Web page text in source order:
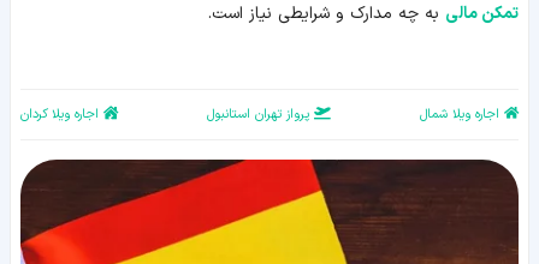
تمکن مالی به چه مدارک و شرایطی نیاز است.
اجاره ویلا شمال پرواز تهران استانبول اجاره ویلا کردان